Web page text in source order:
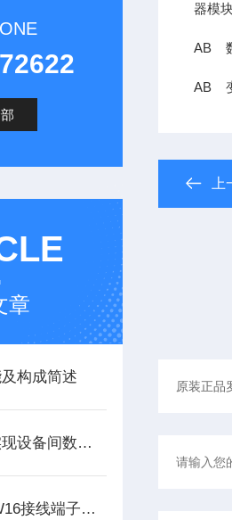
章
构成简述
通讯模块是用于实现设备间数据传输与通信的集成化硬件组件
简述连接1769-OW16接线端子所需要注意的事项
器模
AB
AB